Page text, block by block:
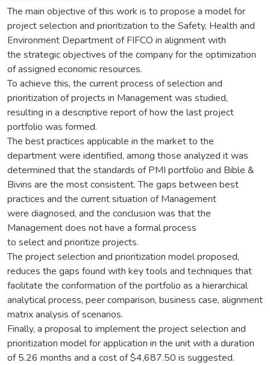
The main objective of this work is to propose a model for
project selection and prioritization to the Safety, Health and
Environment Department of FIFCO in alignment with
the strategic objectives of the company for the optimization
of assigned economic resources.
To achieve this, the current process of selection and
prioritization of projects in Management was studied,
resulting in a descriptive report of how the last project
portfolio was formed.
The best practices applicable in the market to the
department were identified, among those analyzed it was
determined that the standards of PMI portfolio and Bible &
Bivins are the most consistent. The gaps between best
practices and the current situation of Management
were diagnosed, and the conclusion was that the
Management does not have a formal process
to select and prioritize projects.
The project selection and prioritization model proposed,
reduces the gaps found with key tools and techniques that
facilitate the conformation of the portfolio as a hierarchical
analytical process, peer comparison, business case, alignment
matrix analysis of scenarios.
Finally, a proposal to implement the project selection and
prioritization model for application in the unit with a duration
of 5.26 months and a cost of $4,687.50 is suggested.